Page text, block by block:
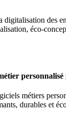
digitalisation des
éco-
métiers
durables et